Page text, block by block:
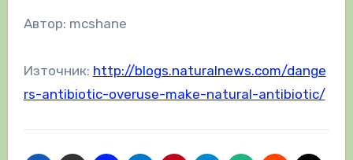
Автор: mcshane
Източник: http://blogs.naturalnews.com/dange
rs-antibiotic-overuse-make-natural-antibiotic/